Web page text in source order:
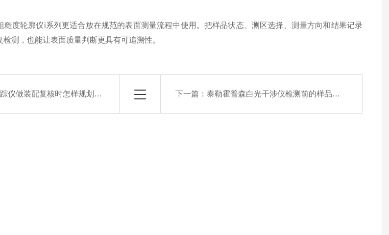
糙度轮廓仪i系列更适合放在规范的表面测量流程中使用。把样品状态、测区选择、测量方向和结果记录
测，也能让表面质量判断更具有可追溯性。
仪做装配复核时怎样规划测点 下一篇： 泰勒霍普森白光干涉仪检测前的样品状态检查